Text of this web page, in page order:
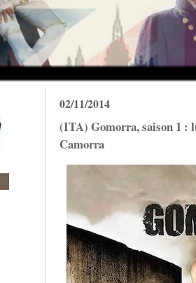
02/11/2014
(ITA) Gomorra, saison 1 :
Camorra